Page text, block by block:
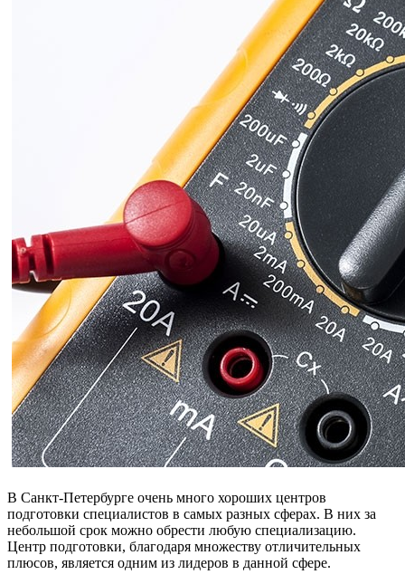
В Санкт-Петербурге очень много хороших центров
подготовки специалистов в самых разных сферах. В них за
небольшой срок можно обрести любую специализацию.
Центр подготовки, благодаря множеству отличительных
плюсов, является одним из лидеров в данной сфере.